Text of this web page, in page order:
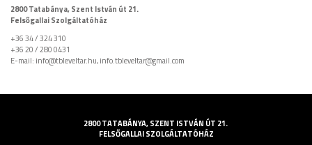
2800 Tatabánya, Szent István út 21.
Felsőgallai Szolgáltatóház
+36 34 / 324 310
+36 20 / 280 0431
E-mail: info@tbleveltar.hu, info.tbleveltar@gmail.com
2800 TATABÁNYA, SZENT ISTVÁN ÚT 21.
FELSŐGALLAI SZOLGÁLTATÓHÁZ